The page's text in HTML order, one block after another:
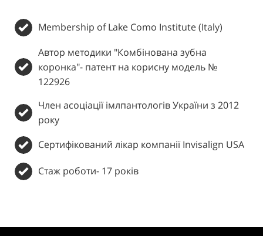
Membership of Lake Como Institute (Italy)
Автор методики "Комбінована зубна
коронка"- патент на корисну модель №
122926
Член асоціації імлпантологів України з 2012
року
Сертифікований лікар компанії Invisalign USA
Стаж роботи- 17 років